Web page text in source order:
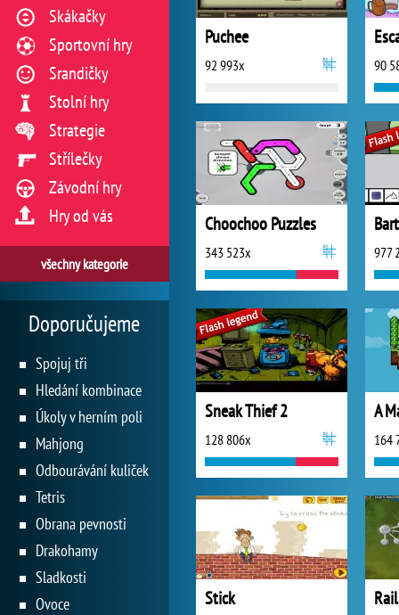
Puchee
92 993x 90
Choochoo Puzzles
343 523x 977
Sneak Thief 2
128 806x
A
164
Stick
Skákačky
Sportovní hry
Srandičky
Stolní hry
Strategie
Střílečky
Závodní hry
Hry od vás
všechny kategorie
Doporučujeme
Spojuj tři
Hledání kombinace
Úkoly v herním poli
Mahjong
Odbourávání kuliček
Tetris
Obrana pevnosti
Drakohamy
Sladkosti
Ovoce